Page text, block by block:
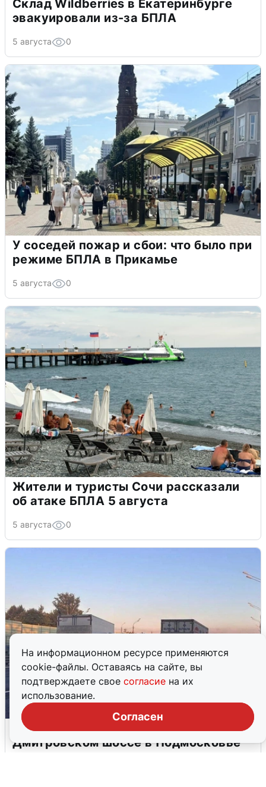
На информационном ресурсе применяются
cookie-файлы. Оставаясь на сайте, вы
подтверждаете свое согласие на их
использование.
Согласен
Склад Wildberries в Екатеринбурге
эвакуировали из-за БПЛА
5 августа 0
У соседей пожар и сбои: что было при
режиме БПЛА в Прикамье
5 августа 0
Жители и туристы Сочи рассказали
об атаке БПЛА 5 августа
5 августа 0
Пять машин столкнулись на
Дмитровском шоссе в Подмосковье